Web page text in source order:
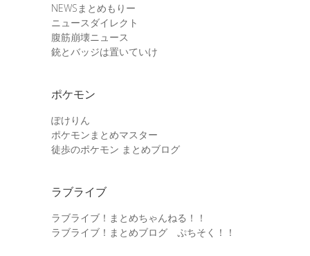
NEWSまとめもりー
ニュースダイレクト
腹筋崩壊ニュース
銃とバッジは置いていけ
ポケモン
ぽけりん
ポケモンまとめマスター
徒歩のポケモン まとめブログ
ラブライブ
ラブライブ！まとめちゃんねる！！
ラブライブ！まとめブログ ぷちそく！！